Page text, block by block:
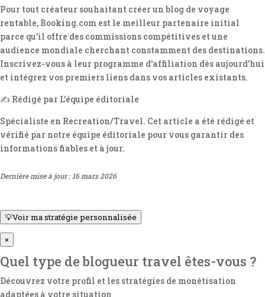
Pour tout créateur souhaitant créer un blog de voyage
rentable, Booking.com est le meilleur partenaire initial
parce qu’il offre des commissions compétitives et une
audience mondiale cherchant constamment des destinations.
Inscrivez-vous à leur programme d’affiliation dès aujourd’hui
et intégrez vos premiers liens dans vos articles existants.
✍️ Rédigé par L'équipe éditoriale
Spécialiste en Recreation/Travel. Cet article a été rédigé et
vérifié par notre équipe éditoriale pour vous garantir des
informations fiables et à jour.
Dernière mise à jour : 16 mars 2026
💡Voir ma stratégie personnalisée
×
Quel type de blogueur travel êtes-vous ?
Découvrez votre profil et les stratégies de monétisation
adaptées à votre situation